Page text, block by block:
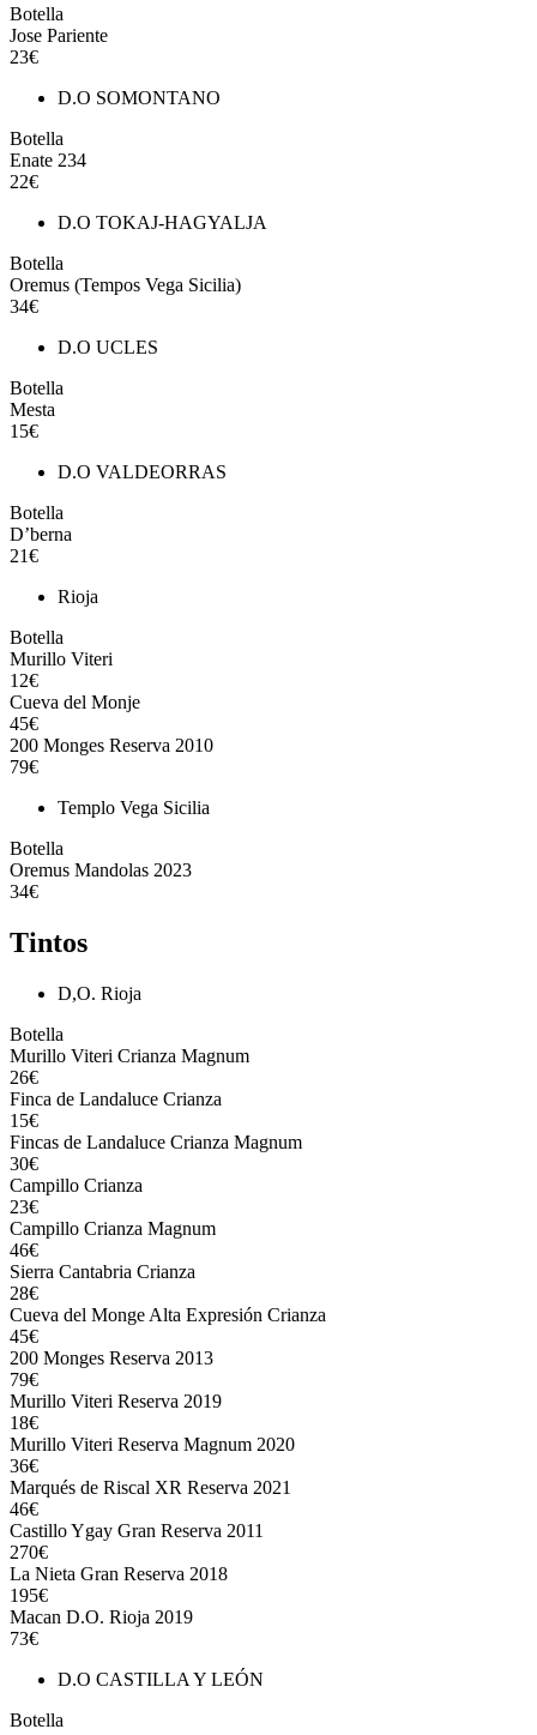
Botella
Jose Pariente
23€
D.O SOMONTANO
Botella
Enate 234
22€
D.O TOKAJ-HAGYALJA
Botella
Oremus (Tempos Vega Sicilia)
34€
D.O UCLES
Botella
Mesta
15€
D.O VALDEORRAS
Botella
D’berna
21€
Rioja
Botella
Murillo Viteri
12€
Cueva del Monje
45€
200 Monges Reserva 2010
79€
Templo Vega Sicilia
Botella
Oremus Mandolas 2023
34€
Tintos
D,O. Rioja
Botella
Murillo Viteri Crianza Magnum
26€
Finca de Landaluce Crianza
15€
Fincas de Landaluce Crianza Magnum
30€
Campillo Crianza
23€
Campillo Crianza Magnum
46€
Sierra Cantabria Crianza
28€
Cueva del Monge Alta Expresión Crianza
45€
200 Monges Reserva 2013
79€
Murillo Viteri Reserva 2019
18€
Murillo Viteri Reserva Magnum 2020
36€
Marqués de Riscal XR Reserva 2021
46€
Castillo Ygay Gran Reserva 2011
270€
La Nieta Gran Reserva 2018
195€
Macan D.O. Rioja 2019
73€
D.O CASTILLA Y LEÓN
Botella